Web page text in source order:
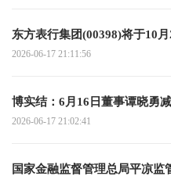
东方表行集团(00398)将于10
2026-06-17 21:11:56
博实结：6月16日董事谭晓勇
2026-06-17 21:02:41
国家金融监督管理总局平凉